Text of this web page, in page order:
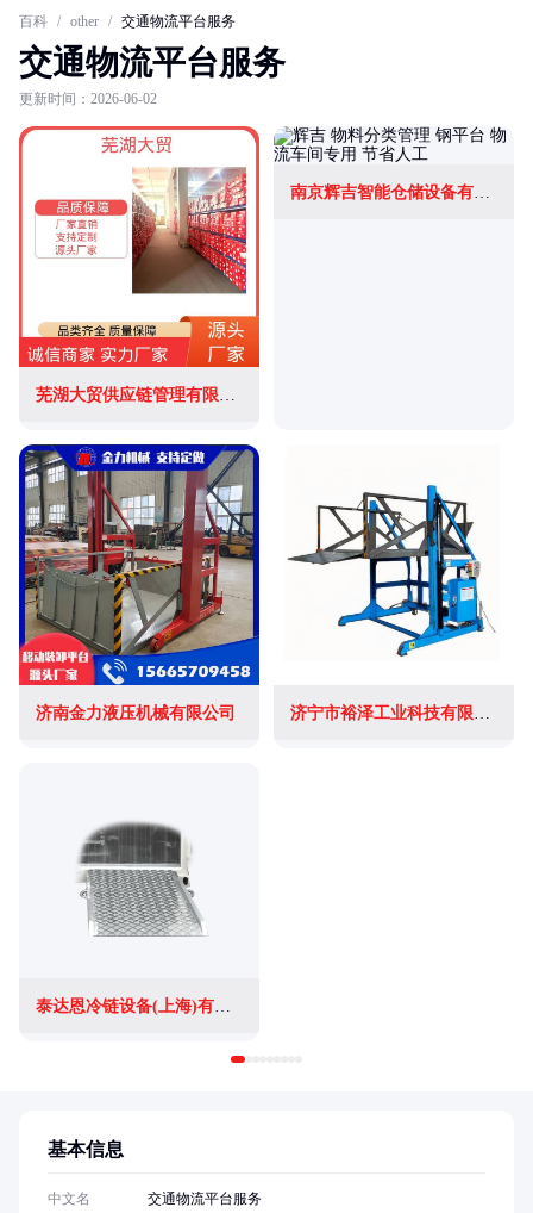
百科 / other / 交通物流平台服务
交通物流平台服务
更新时间：2026-06-02
芜湖大贸供应链管理有限公司
南京辉吉智能仓储设备有限公司
济南金力液压机械有限公司
泰达恩冷链设备(上海)有限公司
基本信息
中文名
交通物流平台服务